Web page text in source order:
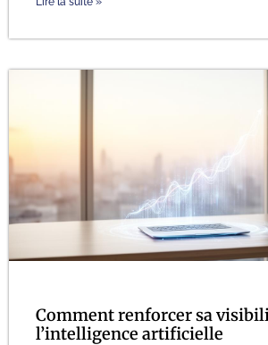
Comment renforcer sa
l’intelligence artificielle